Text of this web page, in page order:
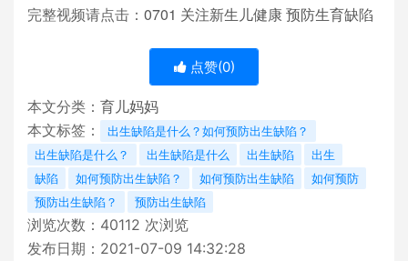
完整视频请点击： 0701 关注新生儿健康 预防生育缺陷
点赞(0)
本文分类： 育儿妈妈
本文标签：
出生缺陷是什么？如何预防出生缺陷？
出生缺陷是什么？
出生缺陷是什么 出生缺陷
出生
缺陷
如何预防出生缺陷？ 如何预防出生缺陷
如何预防
预防出生缺陷？
预防出生缺陷
浏览次数： 40112 次浏览
发布日期：2021-07-09 14:32:28